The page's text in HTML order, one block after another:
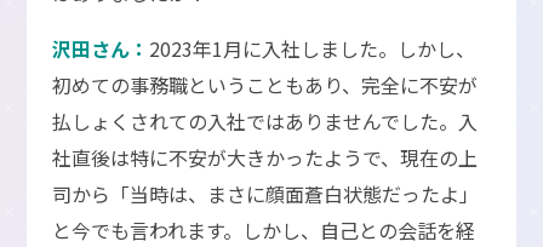
沢田さん： 2023年1月に入社しました。しかし、
初めての事務職ということもあり、完全に不安が
払しょくされての入社ではありませんでした。入
社直後は特に不安が大きかったようで、現在の上
司から「当時は、まさに顔面蒼白状態だったよ」
と今でも言われます。しかし、自己との会話を経